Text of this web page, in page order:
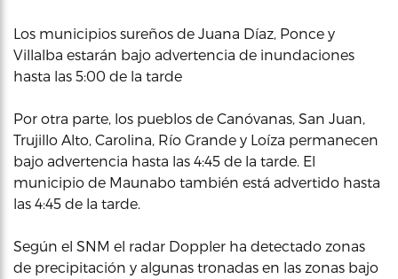
Los municipios sureños de Juana Díaz, Ponce y
Villalba estarán bajo advertencia de inundaciones
hasta las 5:00 de la tarde
Por otra parte, los pueblos de Canóvanas, San Juan,
Trujillo Alto, Carolina, Río Grande y Loíza permanecen
bajo advertencia hasta las 4:45 de la tarde. El
municipio de Maunabo también está advertido hasta
las 4:45 de la tarde.
Según el SNM el radar Doppler ha detectado zonas
de precipitación y algunas tronadas en las zonas bajo